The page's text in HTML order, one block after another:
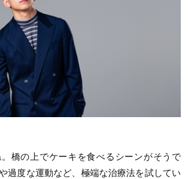
。橋の上でケーキを食べるシーンがそうで
過度な運動など、極端な治療法を試してい